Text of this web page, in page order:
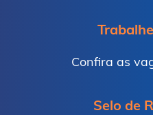
Confira as
Selo de